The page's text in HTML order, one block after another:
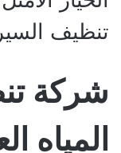
تنظيف
شركة
المياه